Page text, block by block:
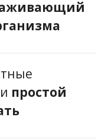
простой